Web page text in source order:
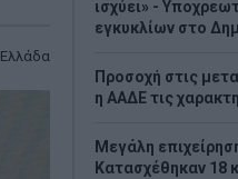
Ελλάδα
ισχύει» -
εγκυκλίων στο
Προσοχή στις
η ΑΑΔΕ τις
Μεγάλη
Κατασχέθηκαν 18